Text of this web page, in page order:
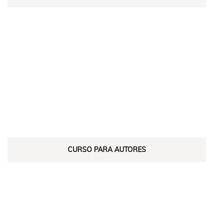
CURSO PARA AUTORES